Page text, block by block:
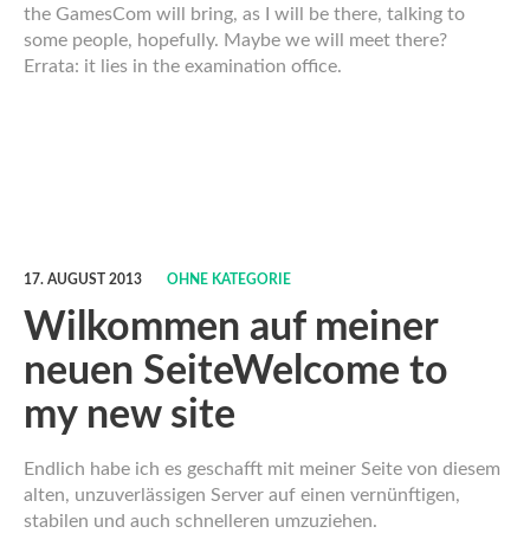
the GamesCom will bring, as I will be there, talking to
some people, hopefully. Maybe we will meet there?
Errata: it lies in the examination office.
17. AUGUST 2013 OHNE KATEGORIE
Wilkommen auf meiner
neuen SeiteWelcome to
my new site
Endlich habe ich es geschafft mit meiner Seite von diesem
alten, unzuverlässigen Server auf einen vernünftigen,
stabilen und auch schnelleren umzuziehen.